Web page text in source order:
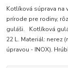
Kotlíková súprava na
prírode pre rodiny,
guláši. Kotlíková
22 L. Materiál: nerez
úpravou - INOX).